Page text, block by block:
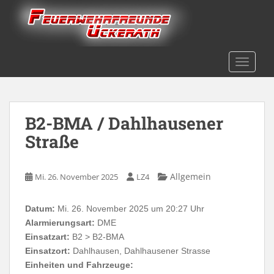
Skip to main content
B2-BMA / Dahlhausener
Straße
Mi. 26. November 2025 LZ4 Allgemein
Datum: Mi. 26. November 2025 um 20:27 Uhr
Alarmierungsart: DME
Einsatzart: B2 > B2-BMA
Einsatzort: Dahlhausen, Dahlhausener Strasse
Einheiten und Fahrzeuge: